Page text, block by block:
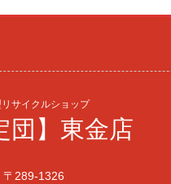
サイクルショップ
団】東金店
〒289-1326